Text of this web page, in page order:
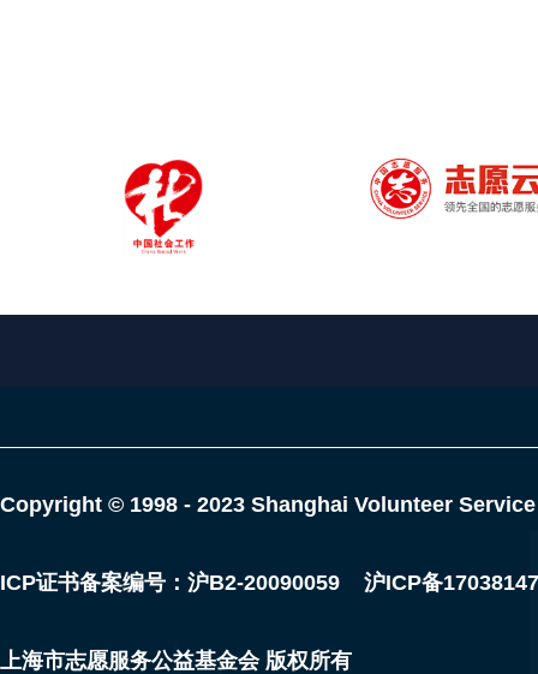
Copyright © 1998 - 2023 Shanghai Volunteer
ICP证书备案编号：沪B2-20090059 沪ICP备
上海市志愿服务公益基金会 版权所有